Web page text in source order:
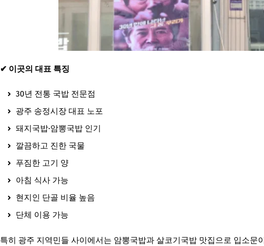
✔ 이곳의 대표 특징
30년 전통 국밥 전문점
광주 송정시장 대표 노포
돼지국밥·암뽕국밥 인기
깔끔하고 진한 국물
푸짐한 고기 양
아침 식사 가능
현지인 단골 비율 높음
단체 이용 가능
특히 광주 지역민들 사이에서는 암뽕국밥과 살코기국밥 맛집으로 입소문